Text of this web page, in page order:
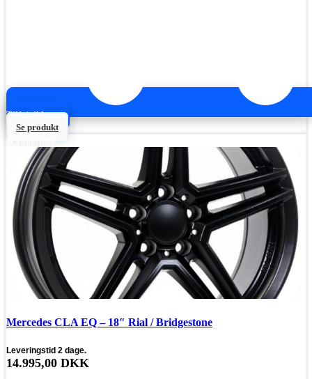
Tilføj til kurv
Se produkt
❄ Vinterdæk
Mercedes CLA EQ – 18″ Rial / Bridgestone
Leveringstid 2 dage.
14.995,00 DKK